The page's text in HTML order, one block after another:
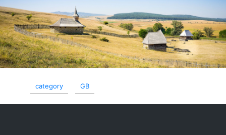
category GB